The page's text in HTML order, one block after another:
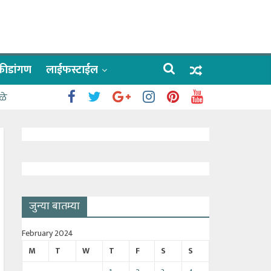
लाईफस्टाईल
जुन्या बातम्या
February 2024
M
T W T F S
S